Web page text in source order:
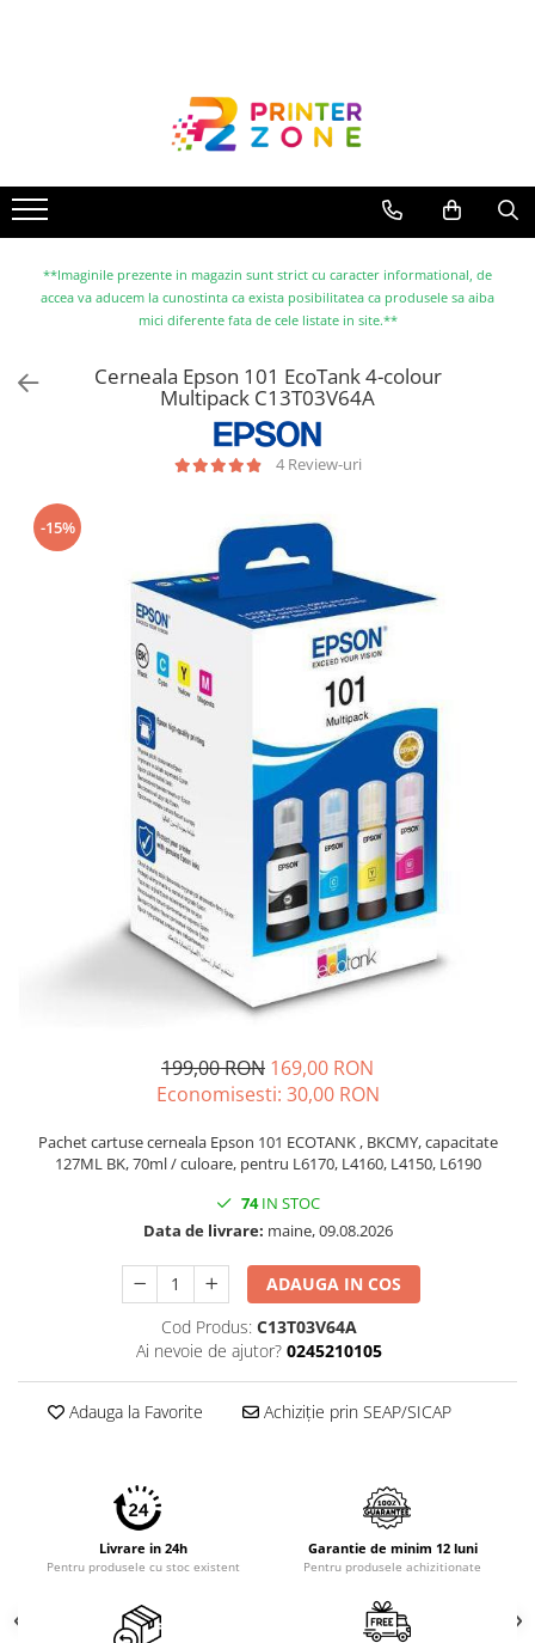
Imprimante cu jet
Multifunctionale laser
Multifunctionale cu jet
Imprimante etichete
Scanere
Accesorii imprimante
Piese schimb
Consumabile imprimanta
Capete imprimare
Cartuse inkjet si cerneala
Consumabile imprimanta
Tonere compatibile
Filament imprimanta 3D
Laptopuri / notebookuri
Laptopuri gaming
Ultrabookuri
Laptop-uri 2 in 1
Accesorii laptop
Mini PC AI
Desktop PC
PC Office
**Imaginile prezente in magazin sunt strict cu caracter informational, de
accea va aducem la cunostinta ca exista posibilitatea ca produsele sa aiba
mici diferente fata de cele listate in site.**
Cerneala Epson 101 EcoTank 4-colour
Multipack C13T03V64A
4 Review-uri
-15%
199,00 RON 169,00 RON
Economisesti: 30,00 RON
Pachet cartuse cerneala Epson 101 ECOTANK , BKCMY, capacitate
127ML BK, 70ml / culoare, pentru L6170, L4160, L4150, L6190
74IN STOC
Data de livrare: maine, 09.08.2026
ADAUGA IN COS
Cod Produs: C13T03V64A
Ai nevoie de ajutor? 0245210105
Adauga la Favorite Achiziție prin SEAP/SICAP
Livrare in 24h
Pentru produsele cu stoc existent
Garantie de minim 12 luni
Pentru produsele achizitionate